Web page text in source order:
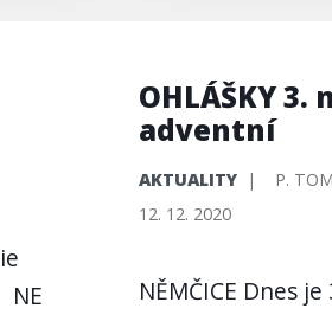
NE
OHLÁŠKY 3.
adventní
PUBLIKOVÁNO
V
AKTUALITY
P.
12. 12. 2020
NĚMČICE Dnes